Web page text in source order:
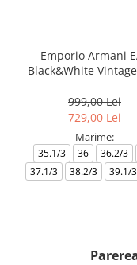
Emporio Armani
Black&White
999,00 Lei
729,00 Lei
Marime:
35.1/3 36 36.2/3
37.1/3
38.2/3 39.1/3